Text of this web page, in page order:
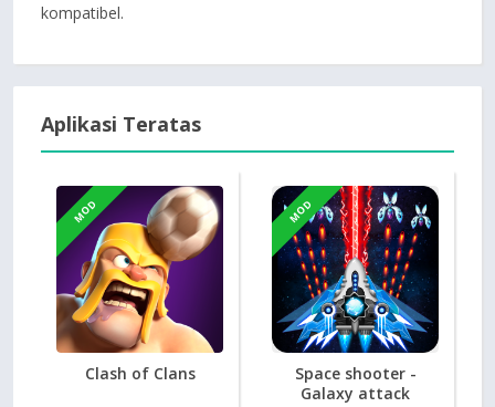
kompatibel.
Aplikasi Teratas
MOD
Clash of Clans
MOD
Space shooter -
Galaxy attack